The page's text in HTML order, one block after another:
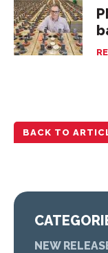
BACK TO
NEW